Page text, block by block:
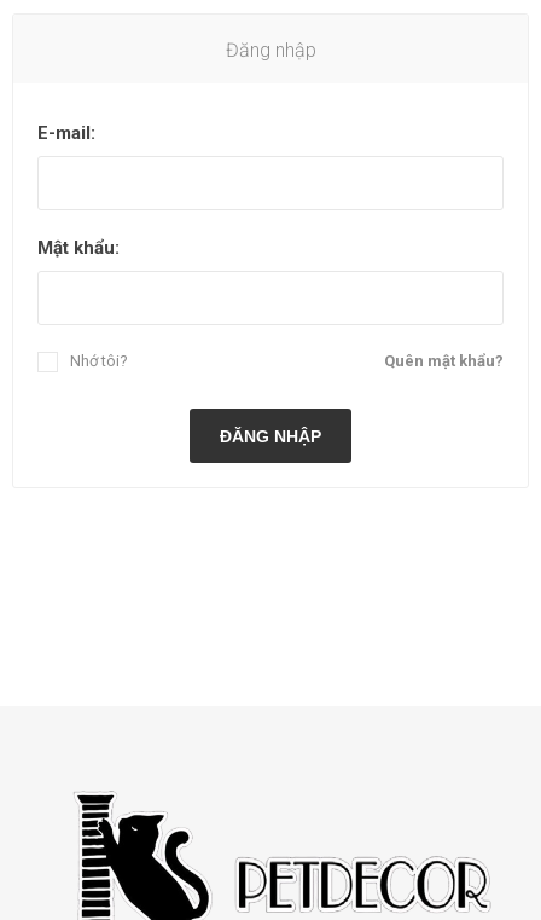
Đăng nhập
E-mail:
Mật khẩu:
Quên mật khẩu?
Nhớ tôi?
ĐĂNG NHẬP